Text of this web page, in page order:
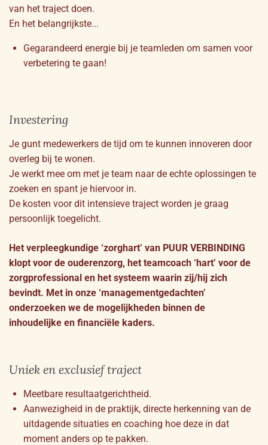
van het traject doen.
En het belangrijkste...
Gegarandeerd energie bij je teamleden om samen voor
verbetering te gaan!
Investering
Je gunt medewerkers de tijd om te kunnen innoveren door
overleg bij te wonen.
Je werkt mee om met je team naar de echte oplossingen te
zoeken en spant je hiervoor in.
De kosten voor dit intensieve traject worden je graag
persoonlijk toegelicht.
Het verpleegkundige ‘zorghart’ van PUUR VERBINDING
klopt voor de ouderenzorg, het teamcoach ‘hart’ voor de
zorgprofessional en het systeem waarin zij/hij zich
bevindt. Met in onze ‘managementgedachten’
onderzoeken we de mogelijkheden binnen de
inhoudelijke en financiële kaders.
Uniek en exclusief traject
Meetbare resultaatgerichtheid.
Aanwezigheid in de praktijk, directe herkenning van de
uitdagende situaties en coaching hoe deze in dat
moment anders op te pakken.